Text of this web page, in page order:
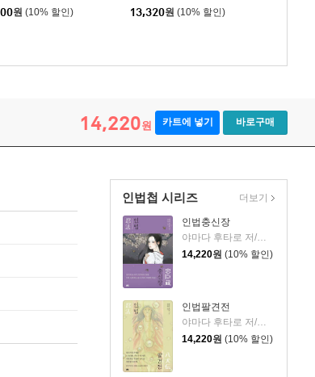
원 (10% 할인)
13,320원 (10% 할인)
14,220원 카트에 넣기 바로구매
인법첩 시리즈
인법충신장
야마다 후타로 저/김소연 역
14,220원 (10% 할인)
인법팔견전
14,220원 (10% 할인)
더보기